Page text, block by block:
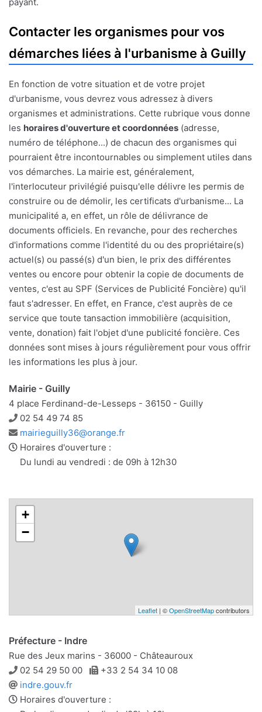
Contacter les organismes pour vos
démarches liées à l'urbanisme à Guilly
En fonction de votre situation et de votre projet
d'urbanisme, vous devrez vous adressez à divers
organismes et administrations. Cette rubrique vous donne
les horaires d'ouverture et coordonnées (adresse,
numéro de téléphone...) de chacun des organismes qui
pourraient être incontournables ou simplement utiles dans
vos démarches. La mairie est, généralement,
l'interlocuteur privilégié puisqu'elle délivre les permis de
construire ou de démolir, les certificats d'urbanisme... La
municipalité a, en effet, un rôle de délivrance de
documents officiels. En revanche, pour des recherches
d'informations comme l'identité du ou des propriétaire(s)
actuel(s) ou passé(s) d'un bien, le prix des différentes
ventes ou encore pour obtenir la copie de documents de
ventes, c'est au SPF (Services de Publicité Foncière) qu'il
faut s'adresser. En effet, en France, c'est auprès de ce
service que toute tansaction immobilière (acquisition,
vente, donation) fait l'objet d'une publicité foncière. Ces
données sont mises à jours régulièrement pour vous offrir
les informations les plus à jour.
Mairie - Guilly
4 place Ferdinand-de-Lesseps - 36150 - Guilly
Téléphone
02 54 49 74 85
Adresse
e-
mail
mairieguilly36@orange.fr
Horaires d'ouverture :
Du lundi au vendredi : de 09h à 12h30
+
−
Leaflet | ©OpenStreetMapcontributors
Préfecture - Indre
Rue des Jeux marins - 36000 - Châteauroux
Téléphone
02 54 29 50 00 Télécopie
+33 2 54 34 10 08
Site
web
indre.gouv.fr
Horaires d'ouverture :